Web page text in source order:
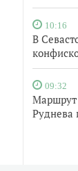
10:16
В
09:32
Маршрут
Руднева